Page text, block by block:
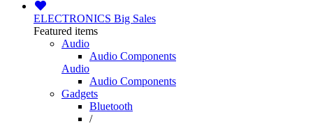
ELECTRONICS Big Sales
Featured items
Audio
Audio Components
Audio
Audio Components
Gadgets
Bluetooth
/